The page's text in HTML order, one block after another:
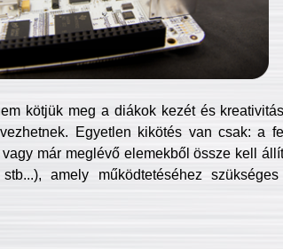
kötjük meg a diákok kezét és
Egyetlen kikötés van csak: a
már meglévő elemekből össze kell
amely működtetéséhez